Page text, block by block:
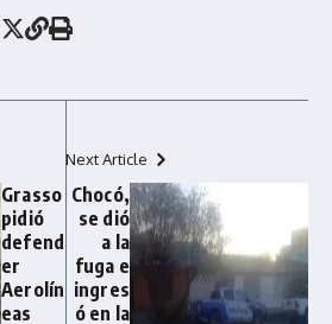
Grasso
pidió
defend
er
Aerolín
eas
Next Article
Chocó,
se dió
a la
fuga e
ingres
ó en la